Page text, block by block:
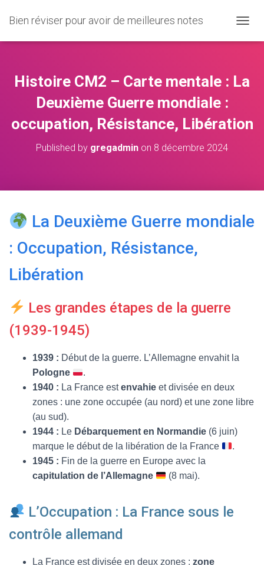
Bien réviser pour avoir de meilleures notes
U
R
E
R
V
Histoire CM2 – Carte mentale : La
Deuxième Guerre mondiale :
occupation, Résistance, Libération
Published by gregadmin on 8 décembre 2024
La Deuxième Guerre mondiale
: Occupation, Résistance,
Libération
Les grandes étapes de la guerre
(1939-1945)
1939 : Début de la guerre. L’Allemagne envahit la
Pologne
.
1940 : La France estenvahie et divisée en deux
zones : une zone occupée (au nord) et une zone libre
(au sud).
1944 : Le Débarquement en Normandie (6 juin)
marque le début de la libération de la France
.
1945 : Fin de la guerre en Europe avec la
capitulation de l’Allemagne
(8 mai).
L’Occupation : La France sous le
contrôle allemand
La France est divisée en deux zones : zone